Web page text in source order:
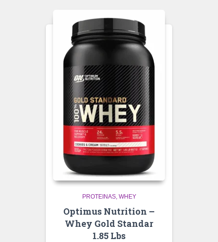
PROTEINAS WHEY
Optimus Nutrition –
Whey Gold Standar
1.85 Lbs